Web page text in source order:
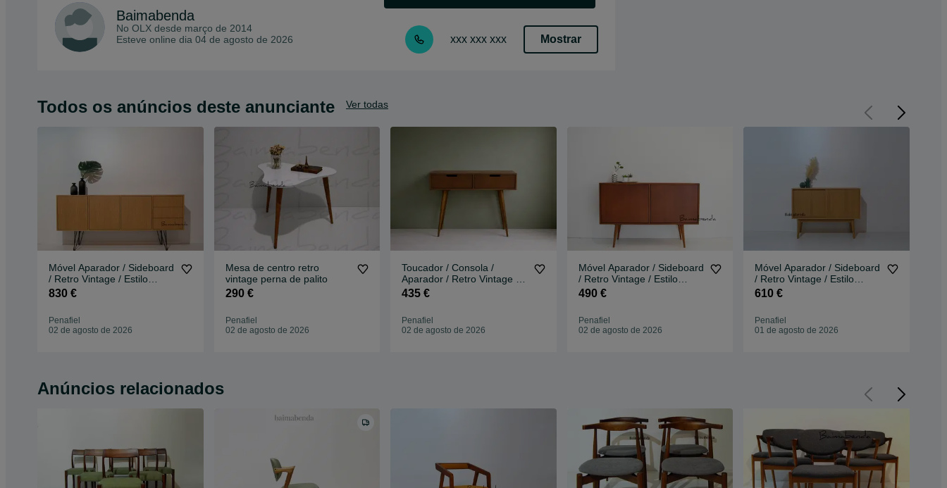
Baimabenda
No OLX desde março de 2014
Esteve online dia 04 de agosto de 2026
xxx xxx xxx Mostrar
Todos os anúncios deste anunciante Ver todas
Móvel Aparador / Sideboard
/ Retro Vintage / Estilo
Nórdico c/ gaveta
830 €
Penafiel
02 de agosto de 2026
Mesa de centro retro
vintage perna de palito
290 €
Penafiel
02 de agosto de 2026
Toucador / Consola /
Aparador / Retro Vintage /
Estilo Nórdico
435 €
Penafiel
02 de agosto de 2026
Móvel Aparador / Sideboard
/ Retro Vintage / Estilo
Nórdico
490 €
Penafiel
02 de agosto de 2026
Móvel Aparador / Sideboard
/ Retro Vintage / Estilo
Nórdico
610 €
Penafiel
01 de agosto de 2026
Anúncios relacionados